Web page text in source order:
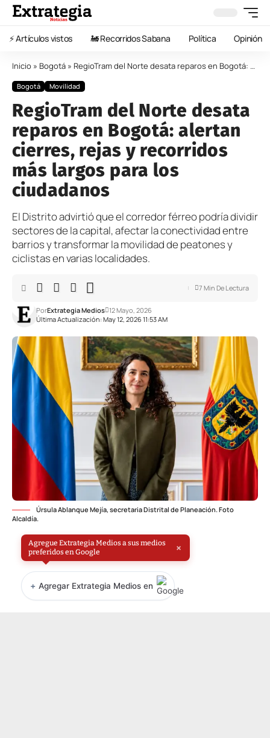
⚡️ Artículos vistos 🚂 Recorridos Sabana Política Opinión
Inicio » Bogotá » RegioTram del Norte desata reparos en Bogotá: alertan cierres, rejas y recorridos más largos para los ciudadanos
Bogotá Movilidad
RegioTram del Norte desata
reparos en Bogotá: alertan
cierres, rejas y recorridos
más largos para los
ciudadanos
El Distrito advirtió que el corredor férreo podría dividir
sectores de la capital, afectar la conectividad entre
barrios y transformar la movilidad de peatones y
ciclistas en varias localidades.
Última Actualización: May 12, 2026 11:53 AM
PorExtrategia Medios 12 Mayo, 2026
7 Min De Lectura
Úrsula Ablanque Mejía, secretaria Distrital de Planeación. Foto
Alcaldía.
Agregue Extrategia Medios a sus medios
preferidos en Google
×
+ Agregar Extrategia Medios en